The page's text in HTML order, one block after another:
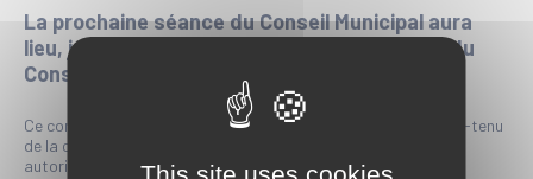
La prochaine séance du Conseil Municipal aura
lieu, jeudi 25 septembre 2025, à 15h en salle du
Conseil de l’Hôtel de Ville.
Ce conseil municipal se réunira en présence du public. Compte-tenu
de la configuration de la salle, un accès limité du public sera
autorisé.
This site uses cookies